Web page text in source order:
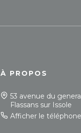
À PROPOS
53 avenue du
Flassans sur Issole
Afficher le téléphone